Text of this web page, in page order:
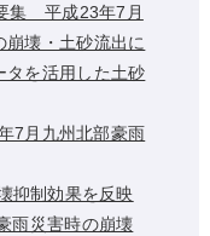
集 平成23年7月
壊・土砂流出に
タを活用した土砂
月九州北部豪雨
抑制効果を反映
雨災害時の崩壊